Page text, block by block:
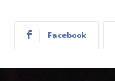
Facebook